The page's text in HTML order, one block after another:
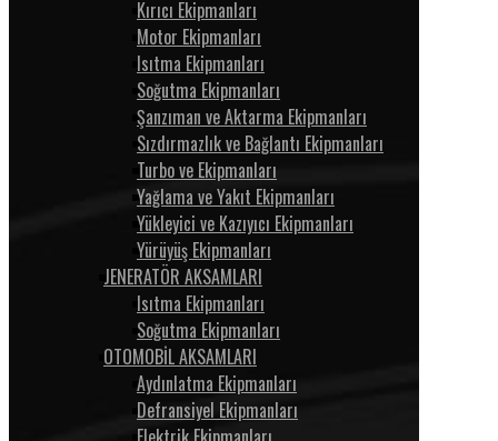
Kırıcı Ekipmanları
Motor Ekipmanları
Isıtma Ekipmanları
Soğutma Ekipmanları
Şanzıman ve Aktarma Ekipmanları
Sızdırmazlık ve Bağlantı Ekipmanları
Turbo ve Ekipmanları
Yağlama ve Yakıt Ekipmanları
Yükleyici ve Kazıyıcı Ekipmanları
Yürüyüş Ekipmanları
JENERATÖR AKSAMLARI
Isıtma Ekipmanları
Soğutma Ekipmanları
OTOMOBİL AKSAMLARI
Aydınlatma Ekipmanları
Defransiyel Ekipmanları